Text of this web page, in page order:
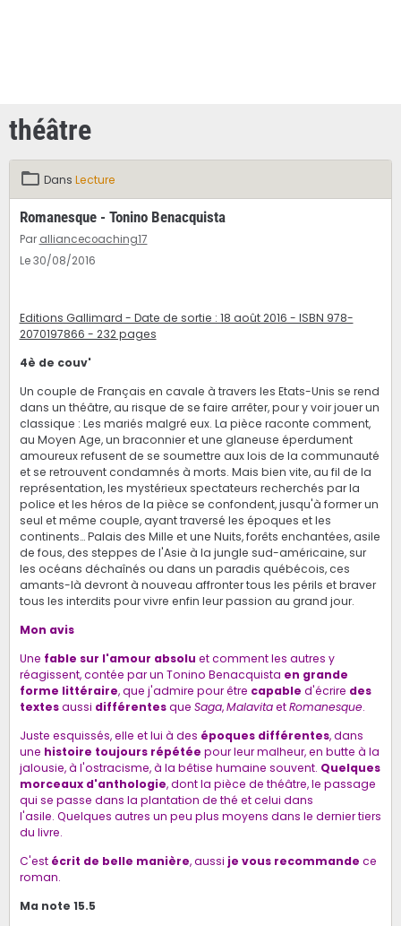
théâtre
Dans Lecture
Romanesque - Tonino Benacquista
Par alliancecoaching17
Le 30/08/2016
Editions Gallimard - Date de sortie : 18 août 2016 - ISBN 978-
2070197866 - 232 pages
4è de couv'
Un couple de Français en cavale à travers les Etats-Unis se rend
dans un théâtre, au risque de se faire arrêter, pour y voir jouer un
classique : Les mariés malgré eux. La pièce raconte comment,
au Moyen Age, un braconnier et une glaneuse éperdument
amoureux refusent de se soumettre aux lois de la communauté
et se retrouvent condamnés à morts. Mais bien vite, au fil de la
représentation, les mystérieux spectateurs recherchés par la
police et les héros de la pièce se confondent, jusqu'à former un
seul et même couple, ayant traversé les époques et les
continents… Palais des Mille et une Nuits, forêts enchantées, asile
de fous, des steppes de l'Asie à la jungle sud-américaine, sur
les océans déchaînés ou dans un paradis québécois, ces
amants-là devront à nouveau affronter tous les périls et braver
tous les interdits pour vivre enfin leur passion au grand jour.
Mon avis
Une fable sur l'amour absolu et comment les autres y
réagissent, contée par un Tonino Benacquista en grande
forme littéraire, que j'admire pour être capable d'écrire des
textesaussi différentesque Saga,MalavitaetRomanesque.
Juste esquissés, elle et lui à des époques différentes, dans
une histoire toujours répétée pour leur malheur, en butte à la
jalousie, à l'ostracisme, à la bêtise humaine souvent. Quelques
morceaux d'anthologie, dont la pièce de théâtre, le passage
qui se passe dans la plantation de thé et celui dans
l'asile. Quelques autres un peu plus moyens dans le dernier tiers
du livre.
C'est écrit de belle manière, aussi je vous recommande ce
roman.
Ma note 15.5